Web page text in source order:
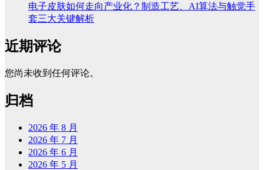
电子皮肤如何走向产业化？制造工艺、AI算法与触觉手
套三大关键解析
近期评论
您尚未收到任何评论。
归档
2026 年 8 月
2026 年 7 月
2026 年 6 月
2026 年 5 月